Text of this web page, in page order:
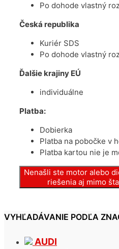
Po dohode vlastný
Česká republika
Kuriér SDS
Po dohode vlastný
Ďalšie krajiny EÚ
individuálne
Platba:
Dobierka
Platba na pobočke v
Platba kartou nie je
Nenašli ste motor alebo
riešenia aj mimo
VYHĽADÁVANIE PODĽA
AUDI